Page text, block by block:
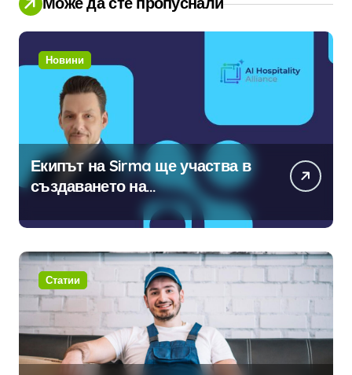
Новини
Екипът на Sirma ще участва в
създаването на
международните стандарти за
навлизане на изкуствен
интелект в хотелиерството
Статии